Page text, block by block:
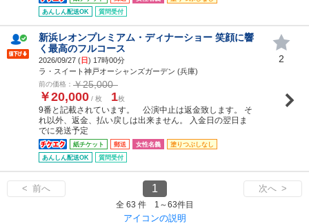
あんしん配送OK
質問受付
新浜レオンプレミアム・ディナーショー 笑顔に響
く最高のフルコース
2026/09/27 (日) 17時00分
ラ・スイート神戸オーシャンズガーデン (兵庫)
前の価格： ￥25,000
￥20,000 / 枚 1枚
9番と記載されています。 公演中止は返金致します。 そ
れ以外、返金、払い戻しは出来ません。 入金日の翌日ま
でに発送予定
紙チケット 郵送 女性名義
塗りつぶしなし
あんしん配送OK
質問受付
2
< 前へ 1 次へ >
全 63 件 1～63件目
アイコンの説明